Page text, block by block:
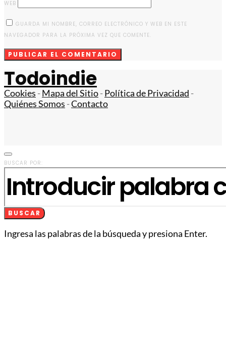
WEB
GUARDA MI NOMBRE, CORREO ELECTRÓNICO Y WEB EN ESTE
NAVEGADOR PARA LA PRÓXIMA VEZ QUE COMENTE.
Todoindie
Cookies -Mapa del Sitio-Política de Privacidad -
Quiénes Somos -Contacto
BUSCAR POR:
BUSCAR
Ingresa las palabras de la búsqueda y presiona Enter.